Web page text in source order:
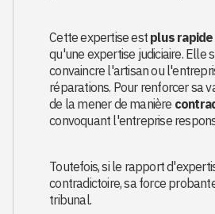
Cette expertise est plus
qu'une expertise judiciaire. Elle
convaincre l'artisan ou
réparations. Pour renforcer sa
de la mener de manière
convoquant l'entreprise
Toutefois, si le rapport
contradictoire, sa force
tribunal.